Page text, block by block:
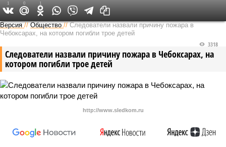
Версия в Чувашии
Версия //Общество //Следователи назвали причину пожара в
Чебоксарах, на котором погибли трое детей
Следователи назвали причину пожара в Чебоксарах, на
котором погибли трое детей
3318
http://www.sledkom.ru
1 0 1